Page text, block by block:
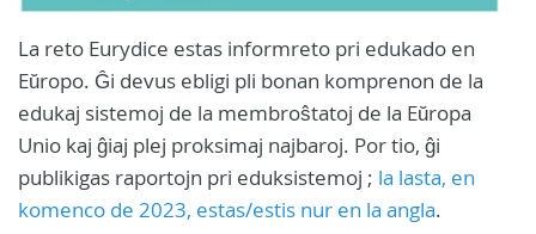
La reto Eurydice estas informreto pri edukado en
Eŭropo. Ĝi devus ebligi pli bonan komprenon de la
edukaj sistemoj de la membroŝtatoj de la Eŭropa
Unio kaj ĝiaj plej proksimaj najbaroj. Por tio, ĝi
publikigas raportojn pri eduksistemoj ; la lasta, en
komenco de 2023, estas/estis nur en la angla.